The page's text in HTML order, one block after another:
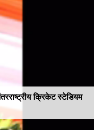
क्रिकेट स्टेडियम